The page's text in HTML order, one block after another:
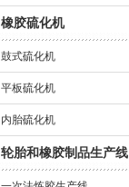
橡胶硫化机
鼓式硫化机
平板硫化机
内胎硫化机
轮胎和橡胶制品生产线